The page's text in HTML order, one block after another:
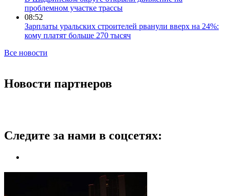
проблемном участке трассы
08:52
Зарплаты уральских строителей рванули вверх на 24%:
кому платят больше 270 тысяч
Все новости
Новости партнеров
Следите за нами в соцсетях: